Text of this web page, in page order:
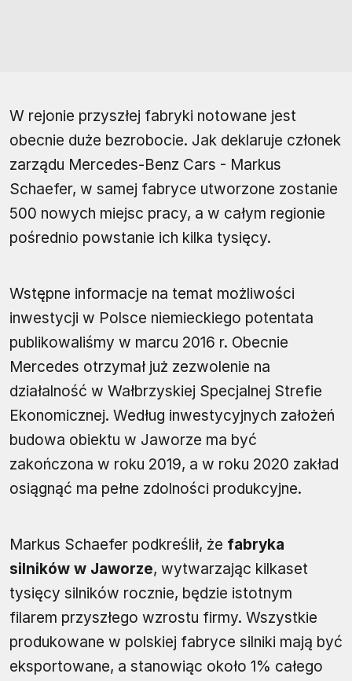
W rejonie przyszłej fabryki notowane jest
obecnie duże bezrobocie. Jak deklaruje członek
zarządu Mercedes-Benz Cars - Markus
Schaefer, w samej fabryce utworzone zostanie
500 nowych miejsc pracy, a w całym regionie
pośrednio powstanie ich kilka tysięcy.
Wstępne informacje na temat możliwości
inwestycji w Polsce niemieckiego potentata
publikowaliśmy w marcu 2016 r. Obecnie
Mercedes otrzymał już zezwolenie na
działalność w Wałbrzyskiej Specjalnej Strefie
Ekonomicznej. Według inwestycyjnych założeń
budowa obiektu w Jaworze ma być
zakończona w roku 2019, a w roku 2020 zakład
osiągnąć ma pełne zdolności produkcyjne.
Markus Schaefer podkreślił, że fabryka
silników w Jaworze, wytwarzając kilkaset
tysięcy silników rocznie, będzie istotnym
filarem przyszłego wzrostu firmy. Wszystkie
produkowane w polskiej fabryce silniki mają być
eksportowane, a stanowiąc około 1% całego